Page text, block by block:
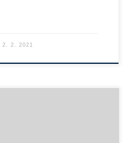
2. 2. 2021